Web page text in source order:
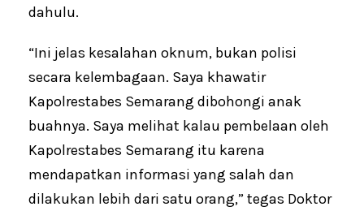
dahulu.
“Ini jelas kesalahan oknum, bukan polisi
secara kelembagaan. Saya khawatir
Kapolrestabes Semarang dibohongi anak
buahnya. Saya melihat kalau pembelaan oleh
Kapolrestabes Semarang itu karena
mendapatkan informasi yang salah dan
dilakukan lebih dari satu orang,” tegas Doktor